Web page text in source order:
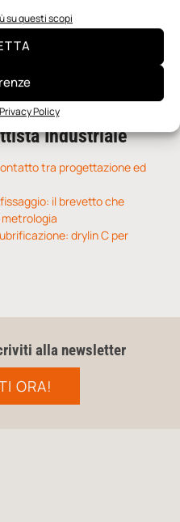
su questi scopi
Policy
potenziali sensori per i
da una pinza all’altra
Industriale
tra progettazione ed
il brevetto che
metrologia
drylin C per
alla newsletter
ORA!